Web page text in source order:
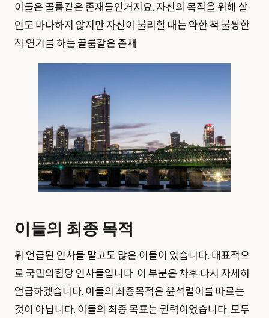
이들은 골룸같은 존재들인거지요. 자신의 목적을 위해 살
인도 마다하지 않지만 자신이 불리할 때는 약한 척 불쌍한
척 연기를 하는 골룸같은 존재
이들의 최종 목적
위 언급된 인사들 말고도 많은 이들이 있습니다. 대표적으
로 국민의힘당 인사들입니다. 이 부분은 차후 다시 자세히
언급하겠습니다. 이들의 최종목적은 윤석렬이를 따르는
것이 아닙니다. 이들의 최종 목표는 권력이었습니다. 모두